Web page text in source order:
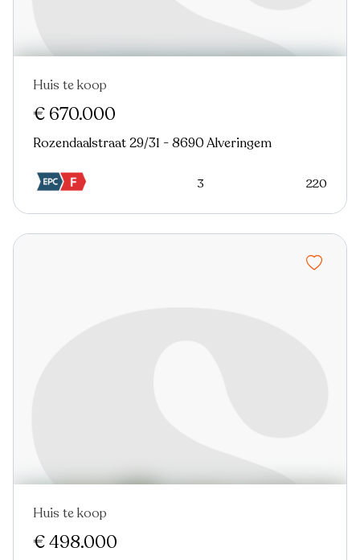
Huis te koop
€ 670.000
Rozendaalstraat 29/31 - 8690 Alveringem
3 220
Huis te koop
€ 498.000